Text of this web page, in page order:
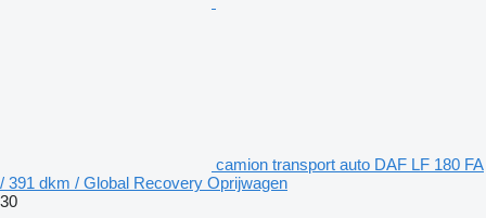
camion transport auto DAF LF 180 FA
/ 391 dkm / Global Recovery Oprijwagen
30